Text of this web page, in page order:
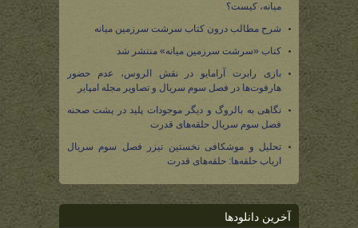
میانه، کیست؟
شرح مطالب درون کتاب سرشت سرزمین میانه
کتاب «سرشت سرزمین میانه» منتشر شد
بازی رابرت آرامایو در نقش الروس، عدم حضور
هارفوت‌ها در فصل سوم سریال و تصاویر مجله امپایر
نگاهی به بالروگ و دیگر موجودات پلید در پشت صحنه
فصل سوم سریال حلقه‌های قدرت
تحلیل و موشکافی نخستین تیزر فصل سوم سریال
ارباب حلقه‌ها: حلقه‌های قدرت
آخرین دانلودها